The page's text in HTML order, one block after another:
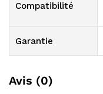
Compatibilité
Garantie
Avis (0)